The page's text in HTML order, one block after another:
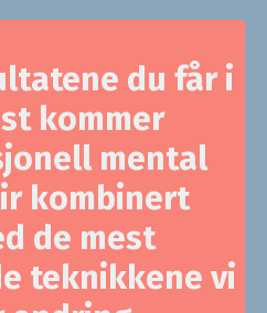
du får i
kommer
mental
kombinert
de mest
teknikkene vi